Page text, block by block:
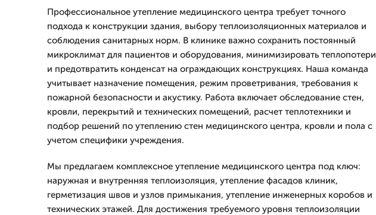
Профессиональное утепление медицинского центра требует точного
подхода к конструкции здания, выбору теплоизоляционных материалов и
соблюдения санитарных норм. В клинике важно сохранить постоянный
микроклимат для пациентов и оборудования, минимизировать теплопотери
и предотвратить конденсат на ограждающих конструкциях. Наша команда
учитывает назначение помещения, режим проветривания, требования к
пожарной безопасности и акустику. Работа включает обследование стен,
кровли, перекрытий и технических помещений, расчет теплотехники и
подбор решений по утеплению стен медицинского центра, кровли и пола с
учетом специфики учреждения.
Мы предлагаем комплексное утепление медицинского центра под ключ:
наружная и внутренняя теплоизоляция, утепление фасадов клиник,
герметизация швов и узлов примыкания, утепление инженерных коробов и
технических этажей. Для достижения требуемого уровня теплоизоляции